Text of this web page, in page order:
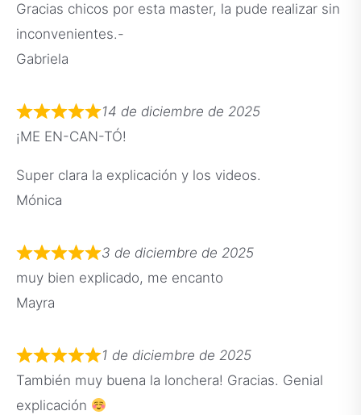
Gracias chicos por esta master, la pude realizar sin
inconvenientes.-
Gabriela
14 de diciembre de 2025
¡ME EN-CAN-TÓ!
Super clara la explicación y los videos.
Mónica
3 de diciembre de 2025
muy bien explicado, me encanto
Mayra
1 de diciembre de 2025
También muy buena la lonchera! Gracias. Genial
explicación